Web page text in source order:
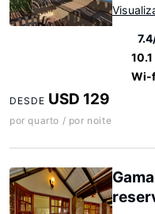
Wi-
DESDE USD 129
por quarto / por noite